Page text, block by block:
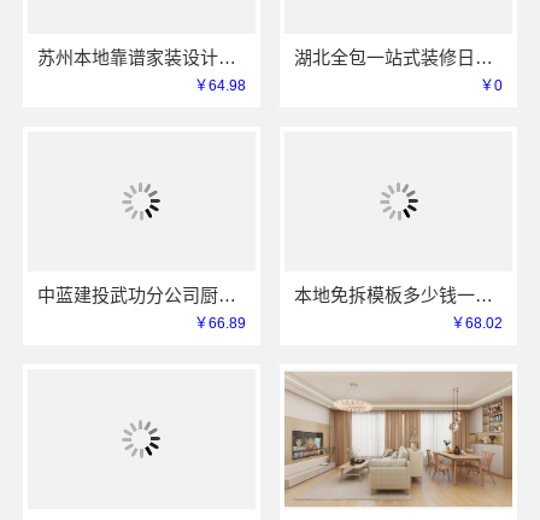
苏州本地靠谱家装设计公司拎包入住选百年豪庭新材料有限公司
￥64.98
湖北全包一站式装修日式原木风快速——同城快装（湖北）科技有限公司
￥0
中蓝建投武功分公司厨房半包装修北欧风案例
￥66.89
本地免拆模板多少钱一平环保材料重庆御墅建筑材料有限公司
￥68.02